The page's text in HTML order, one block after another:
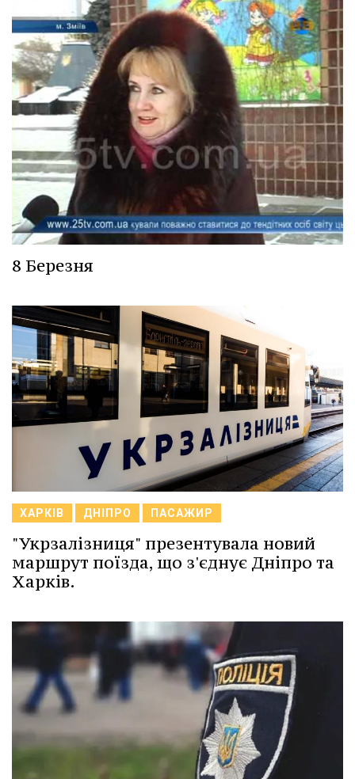
8 Березня
ХАРКІВ ДНІПРО ПАСАЖИР
"Укрзалізниця" презентувала новий
маршрут поїзда, що з'єднує Дніпро та
Харків.